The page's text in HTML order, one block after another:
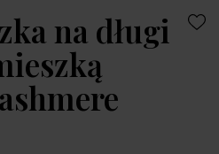
na długi